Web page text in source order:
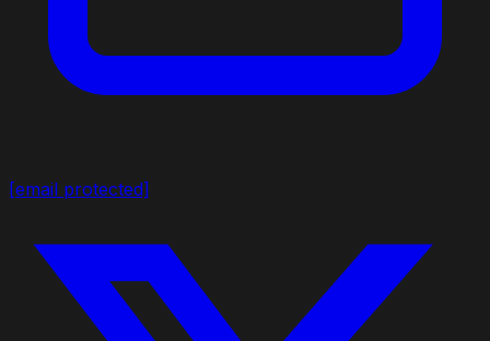
[email protected]